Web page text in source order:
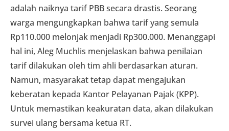
adalah naiknya tarif PBB secara drastis. Seorang
warga mengungkapkan bahwa tarif yang semula
Rp110.000 melonjak menjadi Rp300.000. Menanggapi
hal ini, Aleg Muchlis menjelaskan bahwa penilaian
tarif dilakukan oleh tim ahli berdasarkan aturan.
Namun, masyarakat tetap dapat mengajukan
keberatan kepada Kantor Pelayanan Pajak (KPP).
Untuk memastikan keakuratan data, akan dilakukan
survei ulang bersama ketua RT.